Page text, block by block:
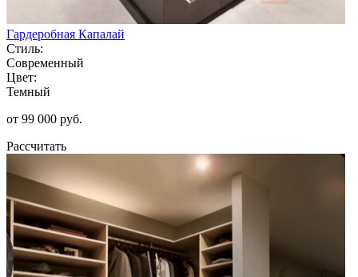
Гардеробная Капалай
Стиль:
Современный
Цвет:
Темный
от 99 000 руб.
Рассчитать